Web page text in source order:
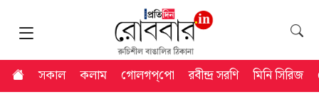
সকাল কলাম গোলগপ্‌পো রবীন্দ্র সরণি মিনি সিরিজ